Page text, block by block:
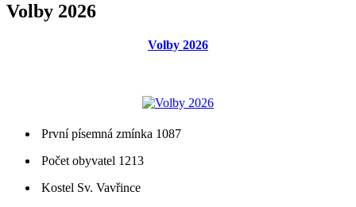
Volby 2026
Volby 2026
První písemná zmínka 1087
Počet obyvatel 1213
Kostel Sv. Vavřince